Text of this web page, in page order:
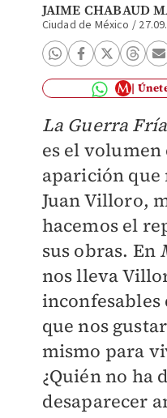
JAIME CHABAUD
Ciudad de México /
La Guerra
es el
aparición que
Juan Villoro,
hacemos el
sus obras. En
nos lleva
inconfesables
que nos
mismo para
¿Quién no ha
desaparecer